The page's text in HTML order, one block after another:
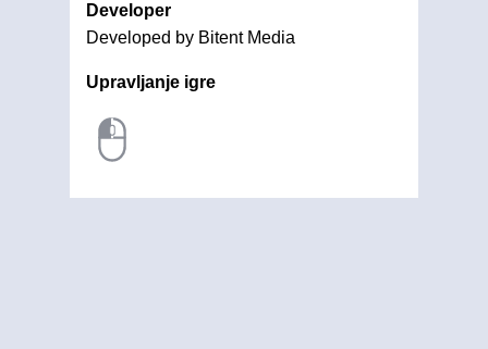
Developer
Developed by Bitent Media
Upravljanje igre